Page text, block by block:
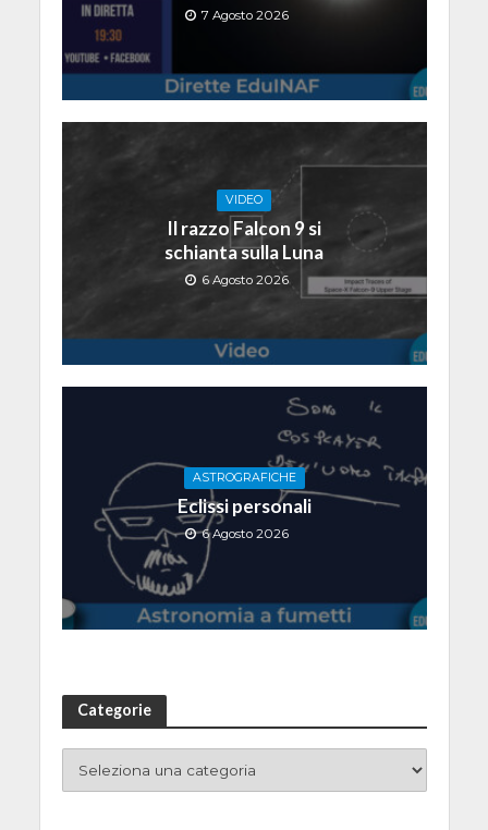
7 Agosto 2026
VIDEO
Il razzo Falcon 9 si
schianta sulla Luna
6 Agosto 2026
ASTROGRAFICHE
Eclissi personali
6 Agosto 2026
Categorie